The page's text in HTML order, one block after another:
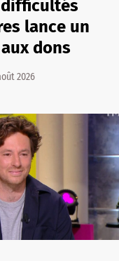
difficultés
lance un
dons
2026